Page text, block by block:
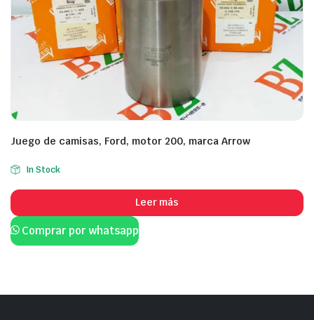
Juego de camisas, Ford, motor 200, marca Arrow
In Stock
Leer más
Comprar por whatsapp